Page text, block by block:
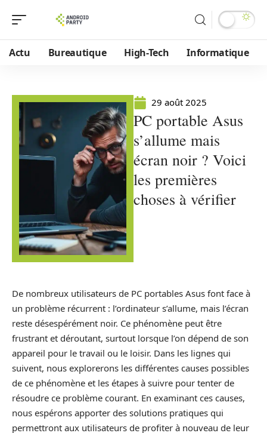
Actu Bureautique High-Tech Informatique
29 août 2025
PC portable Asus
s’allume mais
écran noir ? Voici
les premières
choses à vérifier
De nombreux utilisateurs de PC portables Asus font face à
un problème récurrent : l’ordinateur s’allume, mais l’écran
reste désespérément noir. Ce phénomène peut être
frustrant et déroutant, surtout lorsque l’on dépend de son
appareil pour le travail ou le loisir. Dans les lignes qui
suivent, nous explorerons les différentes causes possibles
de ce phénomène et les étapes à suivre pour tenter de
résoudre ce problème courant. En examinant ces causes,
nous espérons apporter des solutions pratiques qui
permettront aux utilisateurs de profiter à nouveau de leur